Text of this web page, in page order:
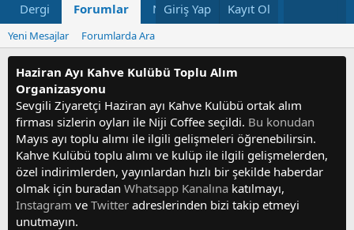
Dergi Forumlar Neler Yeni Kullanıcılar
Giriş Yap Kayıt Ol
Yeni Mesajlar Forumlarda Ara
Haziran Ayı Kahve Kulübü Toplu Alım
Organizasyonu
Sevgili Ziyaretçi Haziran ayı Kahve Kulübü ortak alım
firması sizlerin oyları ile Niji Coffee seçildi. Bu konudan
Mayıs ayı toplu alımı ile ilgili gelişmeleri öğrenebilirsin.
Kahve Kulübü toplu alımı ve kulüp ile ilgili gelişmelerden,
özel indirimlerden, yayınlardan hızlı bir şekilde haberdar
olmak için buradan Whatsapp Kanalına katılmayı,
Instagram ve Twitter adreslerinden bizi takip etmeyi
unutmayın.